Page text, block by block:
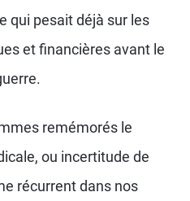
qui pesait déjà sur les
et financières avant le
remémorés le
ou incertitude de
récurrent dans nos